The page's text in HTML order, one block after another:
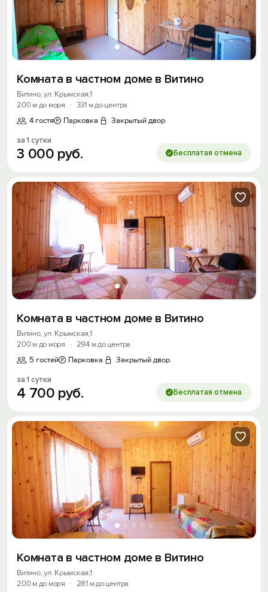
Комната в частном доме в Витино
Витино, ул. Крымская,1
200 м до моря
· 331 м до центра
4 гостя
Парковка Закрытый двор
за 1 сутки
3 000 руб. Бесплатая отмена
Комната в частном доме в Витино
Витино, ул. Крымская,1
200 м до моря
· 294 м до центра
5 гостей
Парковка Закрытый двор
за 1 сутки
4 700 руб. Бесплатая отмена
Комната в частном доме в Витино
Витино, ул. Крымская,1
200 м до моря
· 281 м до центра